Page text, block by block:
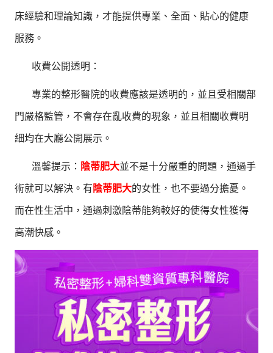
床經驗和理論知識，才能提供專業、全面、貼心的健康
服務。
收費公開透明：
專業的整形醫院的收費應該是透明的，並且受相關部
門嚴格監管，不會存在亂收費的現象，並且相關收費明
細均在大廳公開展示。
溫馨提示： 陰蒂肥大並不是十分嚴重的問題，通過手
術就可以解決。有 陰蒂肥大的女性，也不要過分擔憂。
而在性生活中，通過刺激陰蒂能夠較好的使得女性獲得
高潮快感。